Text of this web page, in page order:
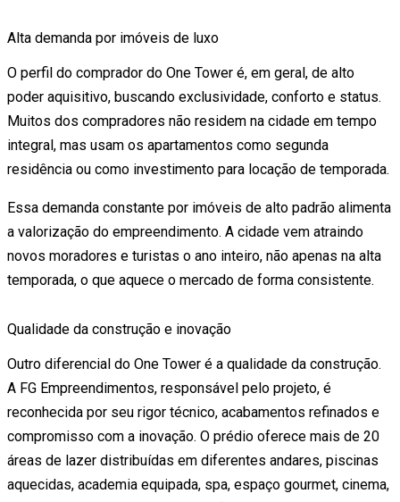
Alta demanda por imóveis de luxo
O perfil do comprador do One Tower é, em geral, de alto
poder aquisitivo, buscando exclusividade, conforto e status.
Muitos dos compradores não residem na cidade em tempo
integral, mas usam os apartamentos como segunda
residência ou como investimento para locação de temporada.
Essa demanda constante por imóveis de alto padrão alimenta
a valorização do empreendimento. A cidade vem atraindo
novos moradores e turistas o ano inteiro, não apenas na alta
temporada, o que aquece o mercado de forma consistente.
Qualidade da construção e inovação
Outro diferencial do One Tower é a qualidade da construção.
A FG Empreendimentos, responsável pelo projeto, é
reconhecida por seu rigor técnico, acabamentos refinados e
compromisso com a inovação. O prédio oferece mais de 20
áreas de lazer distribuídas em diferentes andares, piscinas
aquecidas, academia equipada, spa, espaço gourmet, cinema,